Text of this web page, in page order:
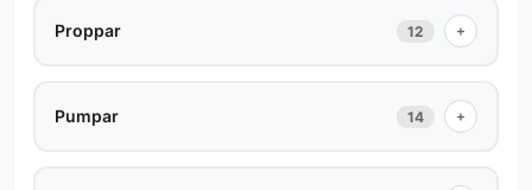
Proppar 12 +
Pumpar 14 +